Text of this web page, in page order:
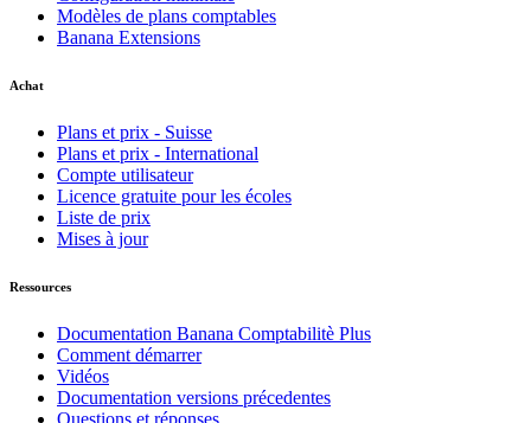
Modèles de plans comptables
Banana Extensions
Achat
Plans et prix - Suisse
Plans et prix - International
Compte utilisateur
Licence gratuite pour les écoles
Liste de prix
Mises à jour
Ressources
Documentation Banana Comptabilitè Plus
Comment démarrer
Vidéos
Documentation versions précedentes
Questions et réponses